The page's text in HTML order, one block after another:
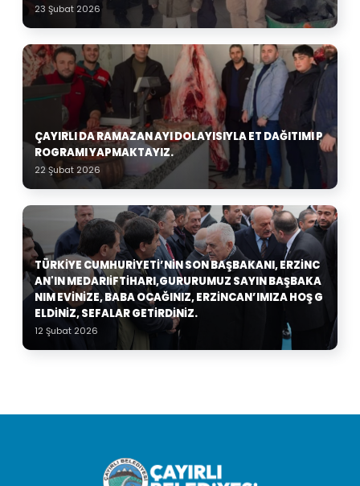
23 Şubat 2026
ÇAYIRLI DA RAMAZAN AYI DOLAYISIYLA ET DAĞITIMI P
ROGRAMI YAPMAKTAYIZ.
22 Şubat 2026
TÜRKIYE CUMHURIYETI’NIN SON BAŞBAKANI, ERZINC
AN'IN MEDARIIFTIHARI,GURURUMUZ SAYIN BAŞBAKA
NIM EVINIZE, BABA OCAĞINIZ, ERZINCAN’IMIZA HOŞ G
ELDINIZ, SEFALAR GETIRDINIZ.
12 Şubat 2026